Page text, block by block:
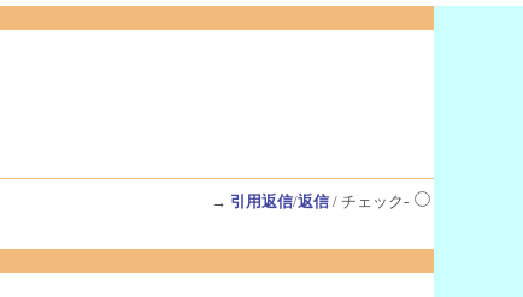
→ 引用返信/返信/ チェック-